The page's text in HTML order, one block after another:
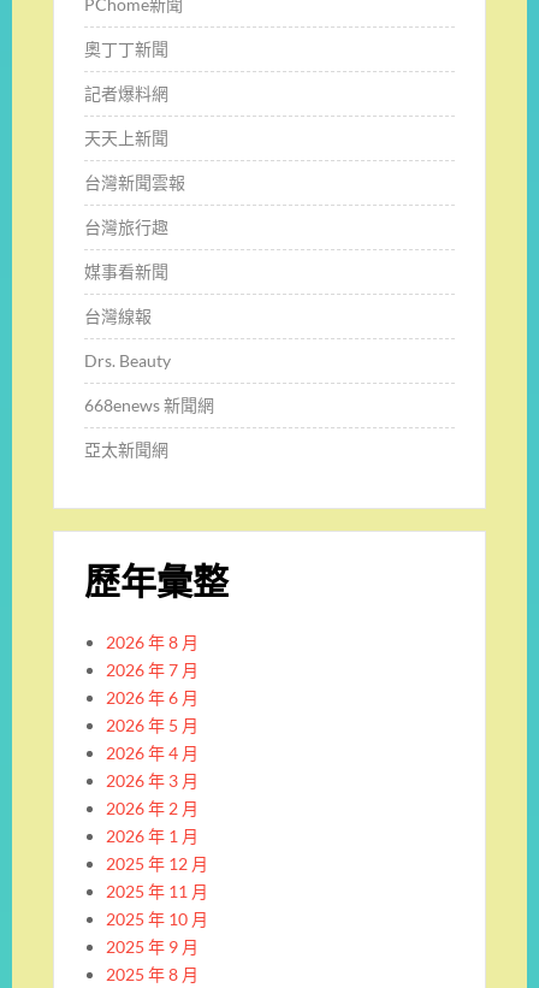
PChome新聞
奧丁丁新聞
記者爆料網
天天上新聞
台灣新聞雲報
台灣旅行趣
媒事看新聞
台灣線報
Drs. Beauty
668enews 新聞網
亞太新聞網
歷年彙整
2026 年 8 月
2026 年 7 月
2026 年 6 月
2026 年 5 月
2026 年 4 月
2026 年 3 月
2026 年 2 月
2026 年 1 月
2025 年 12 月
2025 年 11 月
2025 年 10 月
2025 年 9 月
2025 年 8 月